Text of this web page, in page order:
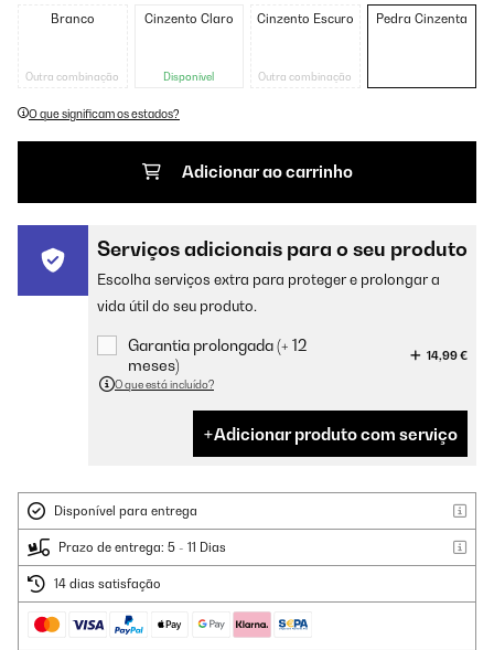
Branco
Outra combinação
Cinzento Claro
Disponível
Cinzento Escuro
Outra combinação
Pedra Cinzenta
O que significam os estados?
Adicionar ao carrinho
Serviços adicionais para o seu produto
Escolha serviços extra para proteger e prolongar a
vida útil do seu produto.
Garantia prolongada (+ 12
meses)
14,99 €
O que está incluído?
Adicionar produto com serviço
Disponível para entrega
Prazo de entrega: 5 - 11 Dias
14 dias satisfação